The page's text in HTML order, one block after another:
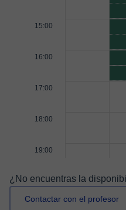
15:00
16:00
17:00
18:00
19:00
¿No encuentras la
Contactar con el profesor